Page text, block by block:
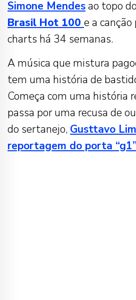
Simone Mendesao topo do
Brasil Hot 100 e a
charts há 34 semanas.
A música que mistura
tem uma história de
Começa com uma história
passa por uma recusa de
do sertanejo, Gusttavo
reportagem do porta “g1”